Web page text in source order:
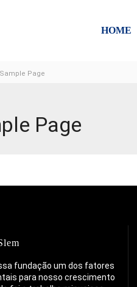
HOME
Sample Page
Page
fundação um dos fatores
para nosso crescimento